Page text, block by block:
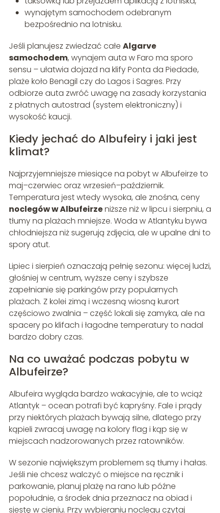
wynajętym samochodem odebranym
bezpośrednio na lotnisku.
Jeśli planujesz zwiedzać całe Algarve
samochodem, wynajem auta w Faro ma sporo
sensu – ułatwia dojazd na klify Ponta da Piedade,
plaże koło Benagil czy do Lagos i Sagres. Przy
odbiorze auta zwróć uwagę na zasady korzystania
z płatnych autostrad (system elektroniczny) i
wysokość kaucji.
Kiedy jechać do Albufeiry i jaki jest
klimat?
Najprzyjemniejsze miesiące na pobyt w Albufeirze to
maj–czerwiec oraz wrzesień–październik.
Temperatura jest wtedy wysoka, ale znośna, ceny
noclegów w Albufeirzeniższe niż w lipcu i sierpniu, a
tłumy na plażach mniejsze. Woda w Atlantyku bywa
chłodniejsza niż sugerują zdjęcia, ale w upalne dni to
spory atut.
Lipiec i sierpień oznaczają pełnię sezonu: więcej ludzi,
głośniej w centrum, wyższe ceny i szybsze
zapełnianie się parkingów przy popularnych
plażach. Z kolei zimą i wczesną wiosną kurort
częściowo zwalnia – część lokali się zamyka, ale na
spacery po klifach i łagodne temperatury to nadal
bardzo dobry czas.
Na co uważać podczas pobytu w
Albufeirze?
Albufeira wygląda bardzo wakacyjnie, ale to wciąż
Atlantyk – ocean potrafi być kapryśny. Fale i prądy
przy niektórych plażach bywają silne, dlatego przy
kąpieli zwracaj uwagę na kolory flag i kąp się w
miejscach nadzorowanych przez ratowników.
W sezonie największym problemem są tłumy i hałas.
Jeśli nie chcesz walczyć o miejsce na ręcznik i
parkowanie, planuj plażę na rano lub późne
popołudnie, a środek dnia przeznacz na obiad i
sjestę w cieniu. Przy wybieraniu noclegu czytaj